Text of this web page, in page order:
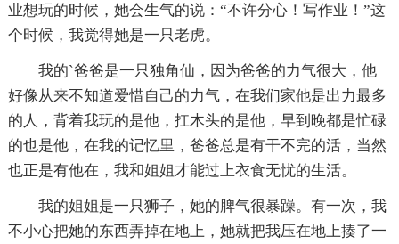
业想玩的时候，她会生气的说：“不许分心！写作业！”这
个时候，我觉得她是一只老虎。
我的`爸爸是一只独角仙，因为爸爸的力气很大，他
好像从来不知道爱惜自己的力气，在我们家他是出力最多
的人，背着我玩的是他，扛木头的是他，早到晚都是忙碌
的也是他，在我的记忆里，爸爸总是有干不完的活，当然
也正是有他在，我和姐姐才能过上衣食无忧的生活。
我的姐姐是一只狮子，她的脾气很暴躁。有一次，我
不小心把她的东西弄掉在地上，她就把我压在地上揍了一